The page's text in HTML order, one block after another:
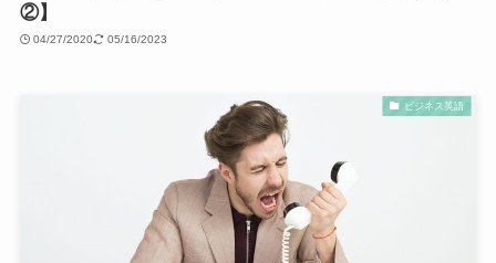
②】
04/27/2020 05/16/2023
ビジネス英語